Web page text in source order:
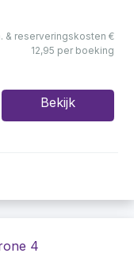
& reserveringskosten €
12,95 per boeking
Bekijk